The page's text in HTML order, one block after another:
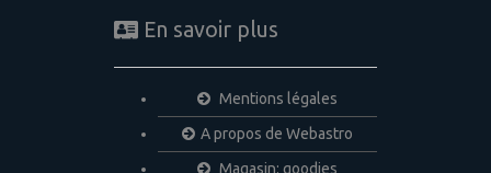
En savoir plus
Mentions légales
A propos de Webastro
Magasin: goodies